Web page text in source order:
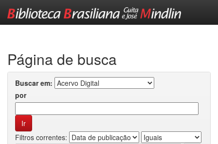
Página de busca
Buscar em:
por
Filtros correntes: